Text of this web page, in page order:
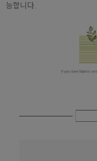
능합니다.